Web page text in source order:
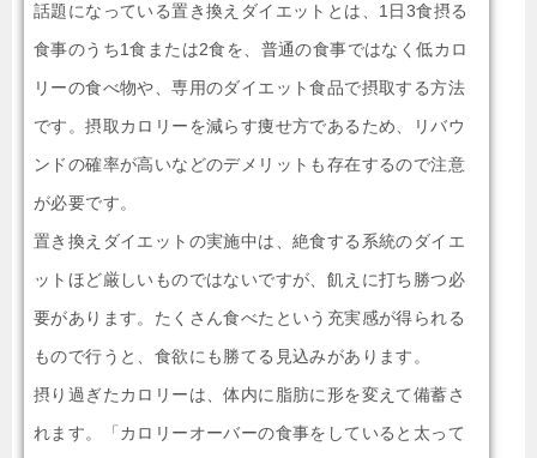
話題になっている置き換えダイエットとは、1日3食摂る
食事のうち1食または2食を、普通の食事ではなく低カロ
リーの食べ物や、専用のダイエット食品で摂取する方法
です。摂取カロリーを減らす痩せ方であるため、リバウ
ンドの確率が高いなどのデメリットも存在するので注意
が必要です。
置き換えダイエットの実施中は、絶食する系統のダイエ
ットほど厳しいものではないですが、飢えに打ち勝つ必
要があります。たくさん食べたという充実感が得られる
もので行うと、食欲にも勝てる見込みがあります。
摂り過ぎたカロリーは、体内に脂肪に形を変えて備蓄さ
れます。「カロリーオーバーの食事をしていると太って